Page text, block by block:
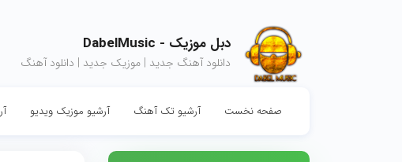
دبل موزیک - DabelMusic
دانلود آهنگ جدید | موزیک جدید | دانلود آهنگ
صفحه نخست آرشیو تک آهنگ آرشیو موزیک ویدیو